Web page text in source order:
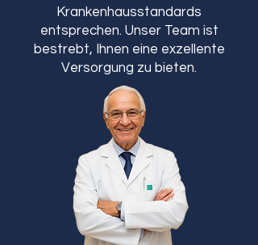
Krankenhausstandards
entsprechen. Unser Team ist
bestrebt, Ihnen eine exzellente
Versorgung zu bieten.